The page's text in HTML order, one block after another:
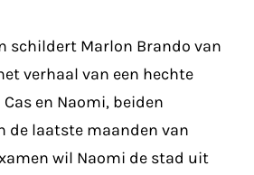
schildert Marlon Brando van
verhaal van een hechte
en Naomi, beiden
de laatste maanden van
wil Naomi de stad uit